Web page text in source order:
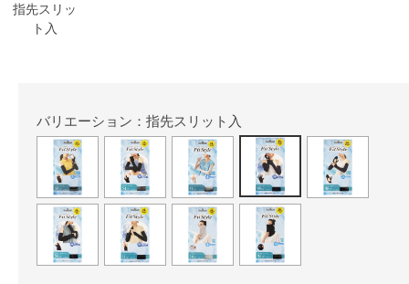
指先スリッ
ト入
バリエーション：指先スリット入